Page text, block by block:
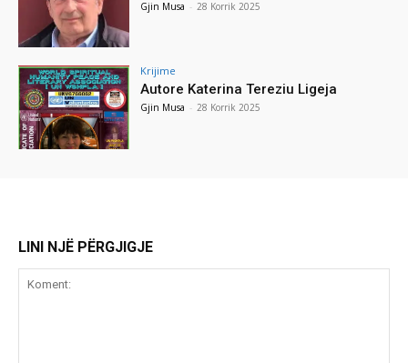
Gjin Musa - 28 Korrik 2025
Krijime
Autore Katerina Tereziu Ligeja
Gjin Musa - 28 Korrik 2025
LINI NJË PËRGJIGJE